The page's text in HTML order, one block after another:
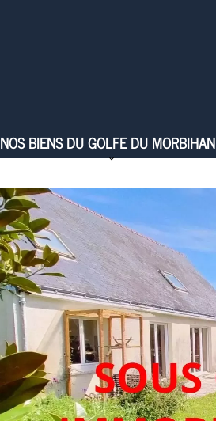
NOS BIENS DU GOLFE DU MORBIHAN